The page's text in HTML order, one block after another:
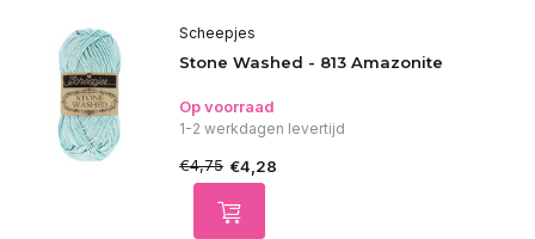
Scheepjes
Stone Washed - 813 Amazonite
Op voorraad
1-2 werkdagen levertijd
€4,75 €4,28